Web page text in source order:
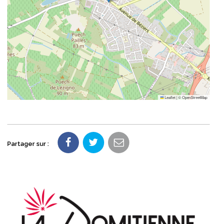
Leaflet|©OpenStreetMap
Partager sur :